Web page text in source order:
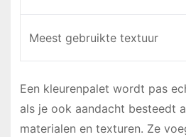
Meest gebruikte textuur
Een kleurenpalet wordt pas
als je ook aandacht besteedt
materialen en texturen. Ze